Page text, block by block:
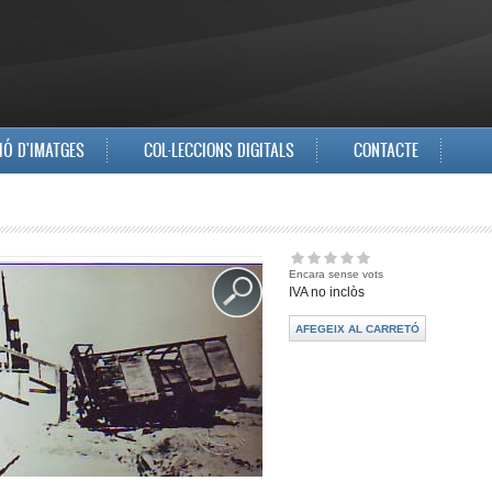
D'IMATGES COL·LECCIONS DIGITALS CONTACTE
Encara sense vots
IVA no inclòs